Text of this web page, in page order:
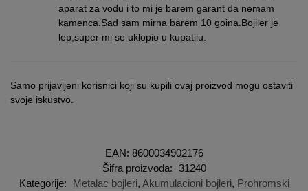
aparat za vodu i to mi je barem garant da nemam
kamenca.Sad sam mirna barem 10 goina.Bojiler je
lep,super mi se uklopio u kupatilu.
Samo prijavljeni korisnici koji su kupili ovaj proizvod mogu ostaviti
svoje iskustvo.
EAN: 8600034902176
Šifra proizvoda: 31240
Kategorije:
Metalac bojleri, Akumulacioni bojleri, Prohromski